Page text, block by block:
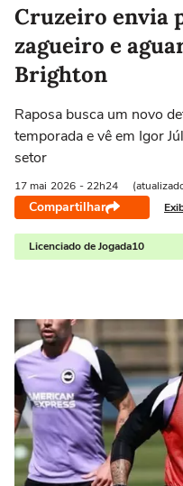
Selecione o time para ver
Cruzeiro envia
zagueiro e
Brighton
Raposa busca um novo
temporada e vê em Igor
setor
17 mai 2026 - 22h24
Compartilhar
Licenciado de Jogada10